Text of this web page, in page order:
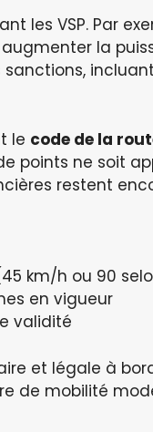
les VSP. Par
la
le code de la
points ne soit
restent
km/h ou 90
en vigueur
validité
et légale à
de mobilité